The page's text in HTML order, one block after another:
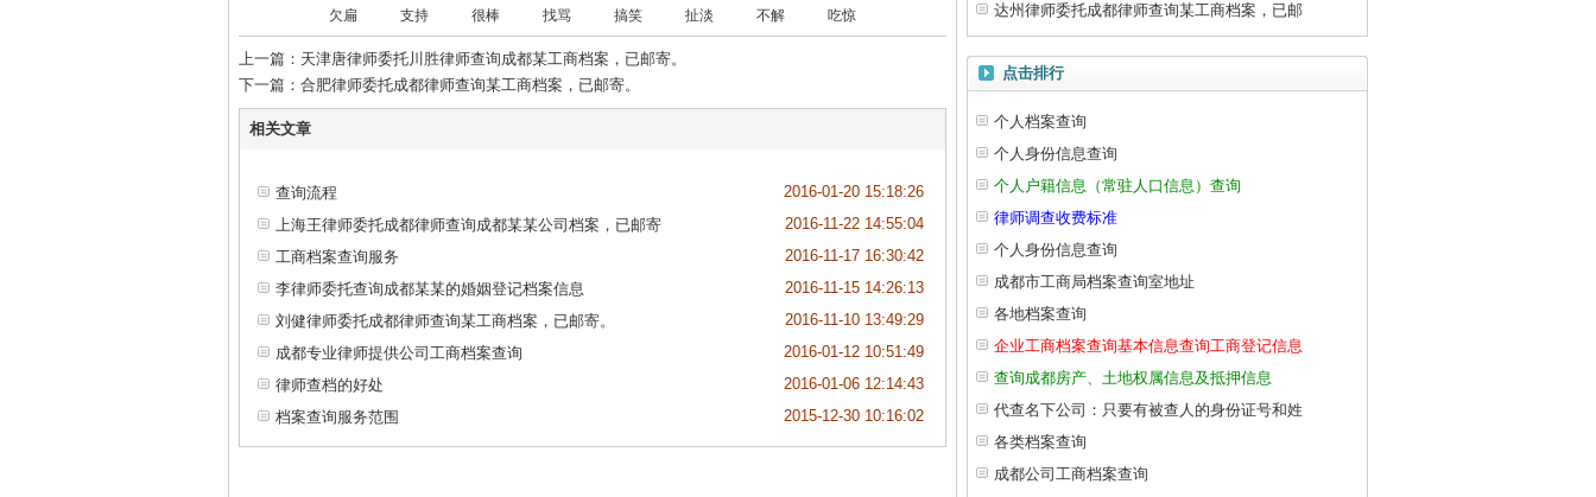
欠扁 支持 很棒 找骂 搞笑 扯淡 不解 吃惊
上一篇：天津唐律师委托川胜律师查询成都某工商档案，已邮寄。
下一篇：合肥律师委托成都律师查询某工商档案，已邮寄。
相关文章
查询流程
2016-01-20 15:18:26
上海王律师委托成都律师查询成都某某公司档案，已邮寄
2016-11-22 14:55:04
工商档案查询服务
2016-11-17 16:30:42
李律师委托查询成都某某的婚姻登记档案信息
2016-11-15 14:26:13
刘健律师委托成都律师查询某工商档案，已邮寄。
2016-11-10 13:49:29
成都专业律师提供公司工商档案查询
2016-01-12 10:51:49
律师查档的好处
2016-01-06 12:14:43
档案查询服务范围
2015-12-30 10:16:02
达州律师委托成都律师查询某工商档案，已邮
点击排行
个人档案查询
个人身份信息查询
个人户籍信息（常驻人口信息）查询
律师调查收费标准
个人身份信息查询
成都市工商局档案查询室地址
各地档案查询
企业工商档案查询基本信息查询工商登记信息
查询成都房产、土地权属信息及抵押信息
代查名下公司：只要有被查人的身份证号和姓
各类档案查询
成都公司工商档案查询